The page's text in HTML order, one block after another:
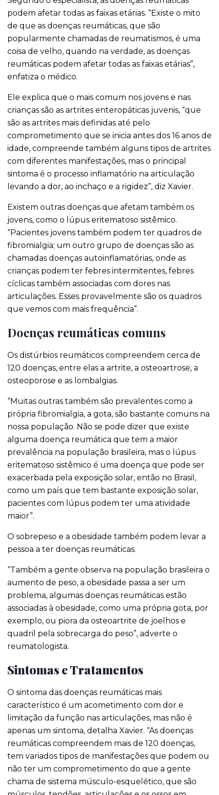
podem afetar todas as faixas etárias. “Existe o mito
de que as doenças reumáticas, que são
popularmente chamadas de reumatismos, é uma
coisa de velho, quando na verdade, as doenças
reumáticas podem afetar todas as faixas etárias”,
enfatiza o médico.
Ele explica que o mais comum nos jovens e nas
crianças são as artrites enteropáticas juvenis, “que
são as artrites mais definidas até pelo
comprometimento que se inicia antes dos 16 anos de
idade, compreende também alguns tipos de artrites
com diferentes manifestações, mas o principal
sintoma é o processo inflamatório na articulação
levando a dor, ao inchaço e a rigidez”, diz Xavier.
Existem outras doenças que afetam também os
jovens, como o lúpus eritematoso sistêmico.
“Pacientes jovens também podem ter quadros de
fibromialgia; um outro grupo de doenças são as
chamadas doenças autoinflamatórias, onde as
crianças podem ter febres intermitentes, febres
cíclicas também associadas com dores nas
articulações. Esses provavelmente são os quadros
que vemos com mais frequência”.
Doenças reumáticas comuns
Os distúrbios reumáticos compreendem cerca de
120 doenças, entre elas a artrite, a osteoartrose, a
osteoporose e as lombalgias.
“Muitas outras também são prevalentes como a
própria fibromialgia, a gota, são bastante comuns na
nossa população. Não se pode dizer que existe
alguma doença reumática que tem a maior
prevalência na população brasileira, mas o lúpus
eritematoso sistêmico é uma doença que pode ser
exacerbada pela exposição solar, então no Brasil,
como um país que tem bastante exposição solar,
pacientes com lúpus podem ter uma atividade
maior”.
O sobrepeso e a obesidade também podem levar a
pessoa a ter doenças reumáticas.
“Também a gente observa na população brasileira o
aumento de peso, a obesidade passa a ser um
problema, algumas doenças reumáticas estão
associadas à obesidade, como uma própria gota, por
exemplo, ou piora da osteoartrite de joelhos e
quadril pela sobrecarga do peso”, adverte o
reumatologista.
Sintomas e Tratamentos
O sintoma das doenças reumáticas mais
característico é um acometimento com dor e
limitação da função nas articulações, mas não é
apenas um sintoma, detalha Xavier. “As doenças
reumáticas compreendem mais de 120 doenças,
tem variados tipos de manifestações que podem ou
não ter um comprometimento do que a gente
chama de sistema músculo-esquelético, que são